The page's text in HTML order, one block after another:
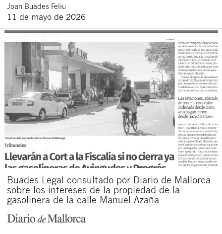
Joan Buades Feliu
11 de mayo de 2026
Buades Legal consultado por Diario de Mallorca
sobre los intereses de la propiedad de la
gasolinera de la calle Manuel Azaña